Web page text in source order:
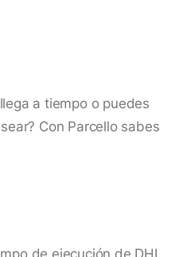
a tiempo o puedes
Con Parcello sabes
de ejecución de DHL